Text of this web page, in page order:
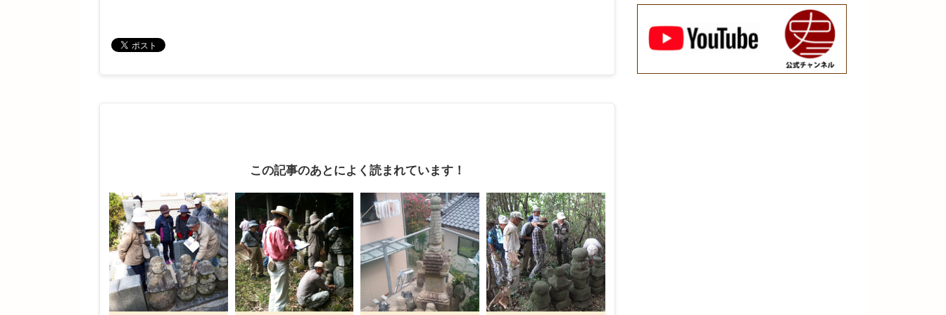
この記事のあとによく読まれています！